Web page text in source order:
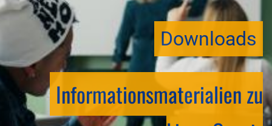
Downloads
Informationsmaterialien zu